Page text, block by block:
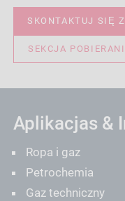
SKONTAKTUJ SIĘ
SEKCJA
Aplikacjas &
Ropa i gaz
Petrochemia
Gaz techniczny